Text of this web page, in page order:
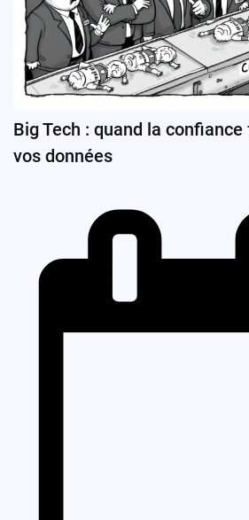
Big Tech : quand la
vos données